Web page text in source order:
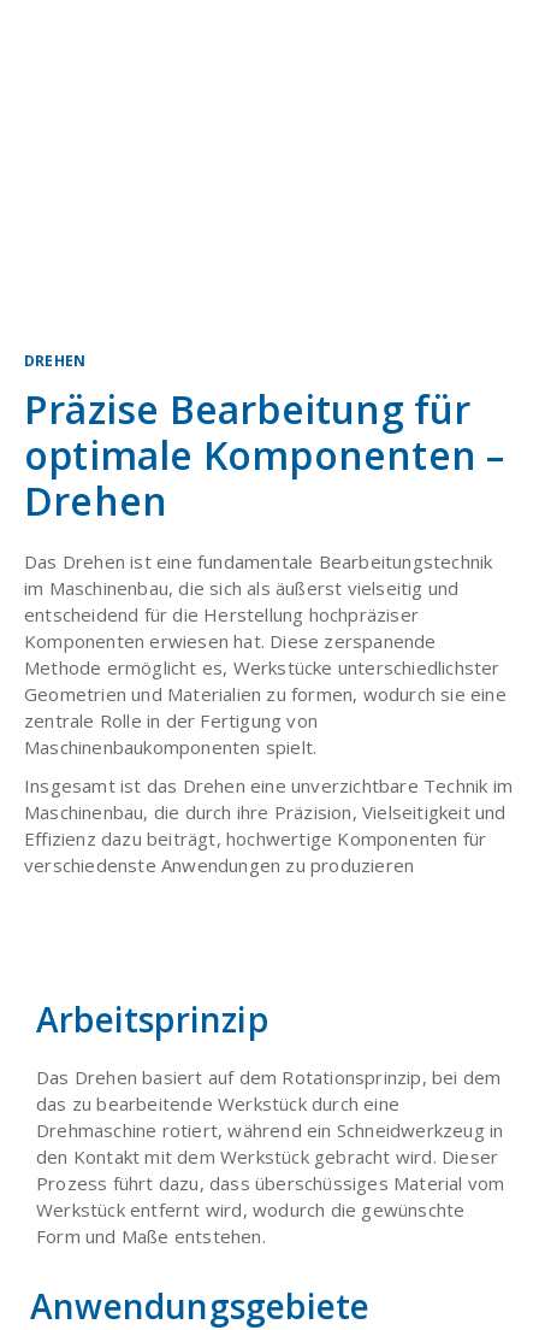
DREHEN
Präzise Bearbeitung für
optimale Komponenten –
Drehen
Das Drehen ist eine fundamentale Bearbeitungstechnik
im Maschinenbau, die sich als äußerst vielseitig und
entscheidend für die Herstellung hochpräziser
Komponenten erwiesen hat. Diese zerspanende
Methode ermöglicht es, Werkstücke unterschiedlichster
Geometrien und Materialien zu formen, wodurch sie eine
zentrale Rolle in der Fertigung von
Maschinenbaukomponenten spielt.
Insgesamt ist das Drehen eine unverzichtbare Technik im
Maschinenbau, die durch ihre Präzision, Vielseitigkeit und
Effizienz dazu beiträgt, hochwertige Komponenten für
verschiedenste Anwendungen zu produzieren
Arbeitsprinzip
Das Drehen basiert auf dem Rotationsprinzip, bei dem
das zu bearbeitende Werkstück durch eine
Drehmaschine rotiert, während ein Schneidwerkzeug in
den Kontakt mit dem Werkstück gebracht wird. Dieser
Prozess führt dazu, dass überschüssiges Material vom
Werkstück entfernt wird, wodurch die gewünschte
Form und Maße entstehen.
Anwendungsgebiete